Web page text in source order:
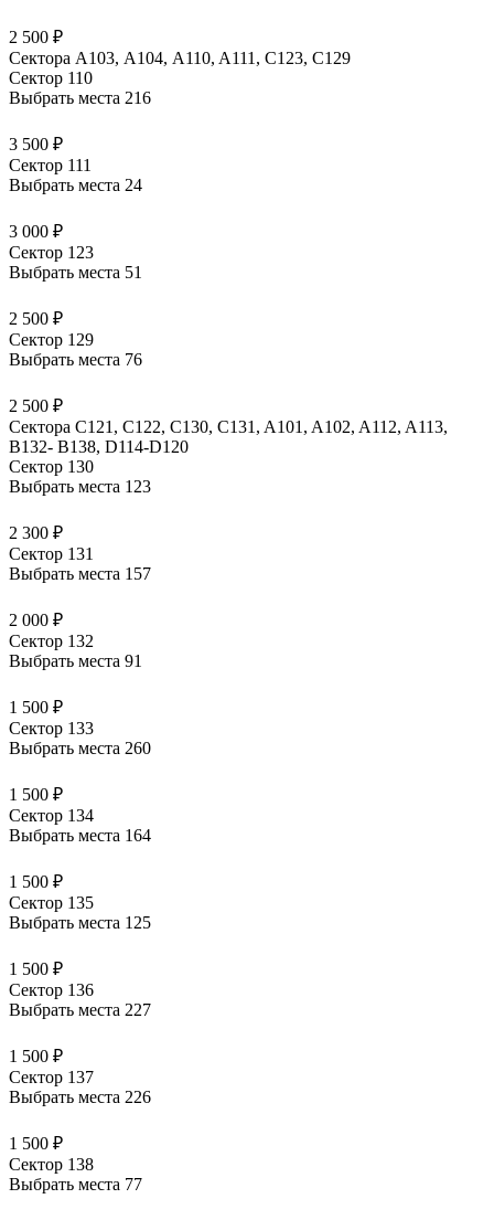
2 500 ₽
Сектора A103, А104, A110, A111, C123, C129
Сектор 110
Выбрать места 216
3 500 ₽
Сектор 111
Выбрать места 24
3 000 ₽
Сектор 123
Выбрать места 51
2 500 ₽
Сектор 129
Выбрать места 76
2 500 ₽
Сектора C121, C122, C130, C131, A101, A102, A112, A113,
B132- B138, D114-D120
Сектор 130
Выбрать места 123
2 300 ₽
Сектор 131
Выбрать места 157
2 000 ₽
Сектор 132
Выбрать места 91
1 500 ₽
Сектор 133
Выбрать места 260
1 500 ₽
Сектор 134
Выбрать места 164
1 500 ₽
Сектор 135
Выбрать места 125
1 500 ₽
Сектор 136
Выбрать места 227
1 500 ₽
Сектор 137
Выбрать места 226
1 500 ₽
Сектор 138
Выбрать места 77